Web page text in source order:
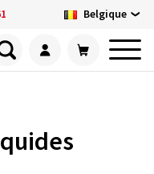
Belgique